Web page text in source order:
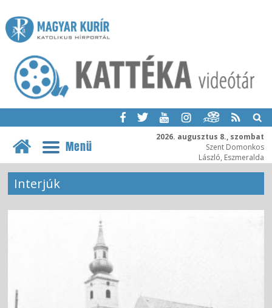
2026. augusztus 8., szombat
Szent Domonkos
László, Eszmeralda
Menü
Interjúk